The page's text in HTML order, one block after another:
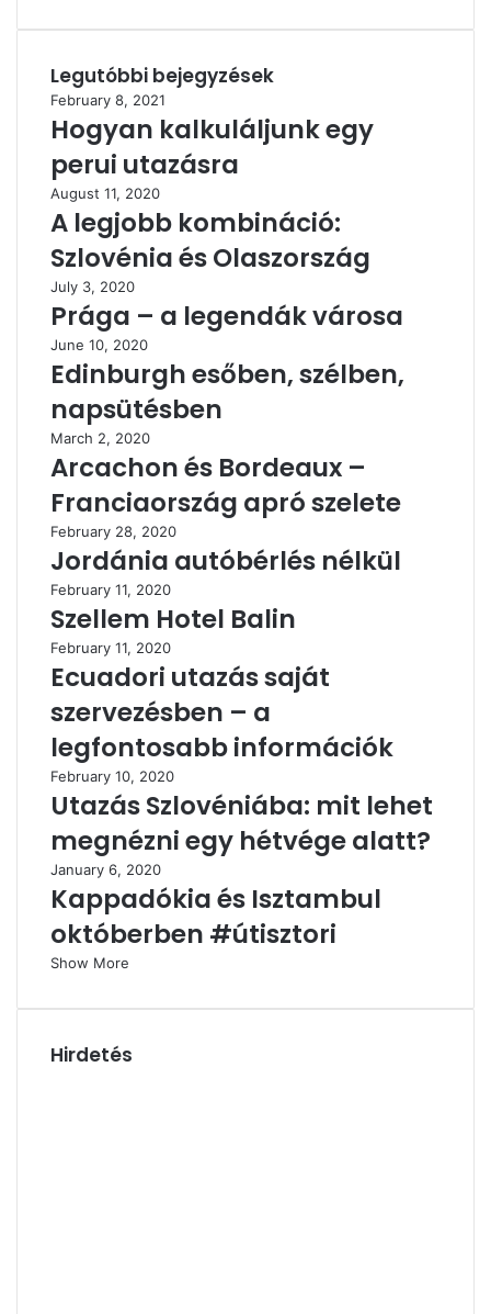
Legutóbbi bejegyzések
February 8, 2021
Hogyan kalkuláljunk egy
perui utazásra
August 11, 2020
A legjobb kombináció:
Szlovénia és Olaszország
July 3, 2020
Prága – a legendák városa
June 10, 2020
Edinburgh esőben, szélben,
napsütésben
March 2, 2020
Arcachon és Bordeaux –
Franciaország apró szelete
February 28, 2020
Jordánia autóbérlés nélkül
February 11, 2020
Szellem Hotel Balin
February 11, 2020
Ecuadori utazás saját
szervezésben – a
legfontosabb információk
February 10, 2020
Utazás Szlovéniába: mit lehet
megnézni egy hétvége alatt?
January 6, 2020
Kappadókia és Isztambul
októberben #útisztori
Show More
Hirdetés